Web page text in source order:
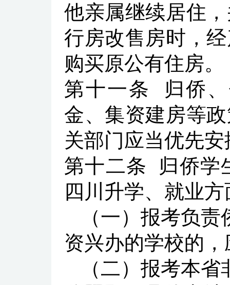
他亲属继续居住
行房改售房时，
购买原公有住房。
第十一条
归侨
金、集资建房等
关部门应当优先安
第十二条
归侨学
四川升学、就业
（一）报考负
资兴办的学校的
（二）报考本